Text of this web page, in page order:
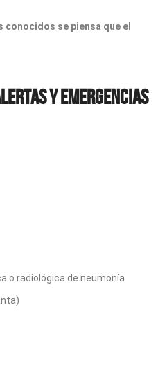
se piensa que el
Alertas y Emergencias
o radiológica de neumonía